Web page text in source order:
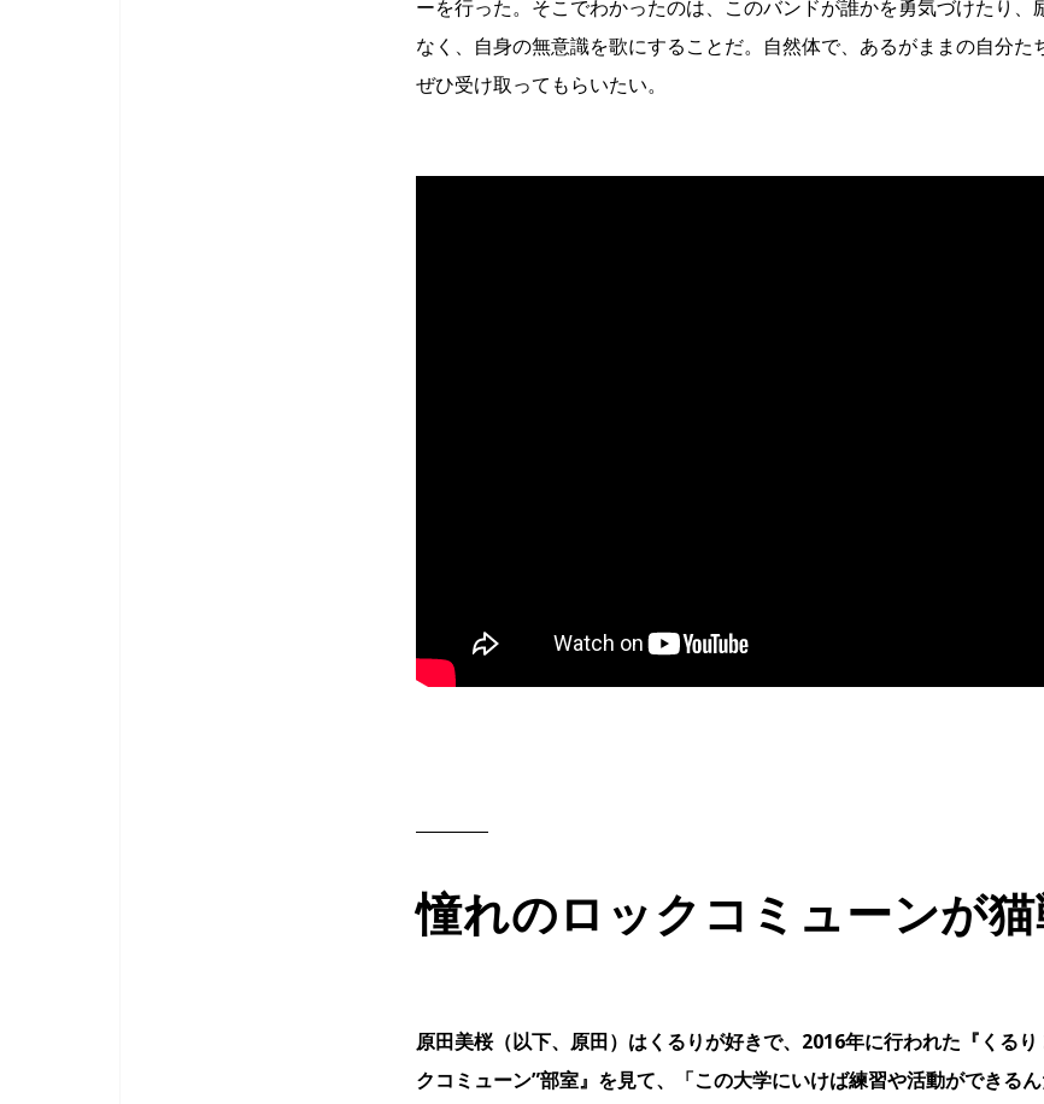
ーを行った。そこでわかったのは、このバンドが誰かを勇気づけたり
なく、自身の無意識を歌にすることだ。自然体で、あるがままの自分た
ぜひ受け取ってもらいたい。
憧れのロックコミューンが
原田美桜（以下、原田）はくるりが好きで、2016年に行われた『くる
クコミューン”部室』を見て、「この大学にいけば練習や活動ができる